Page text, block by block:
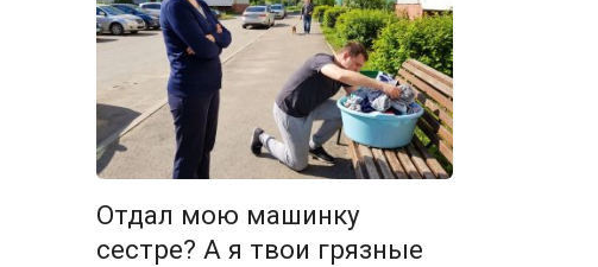
Отдал мою машинку
сестре? А я твои грязные